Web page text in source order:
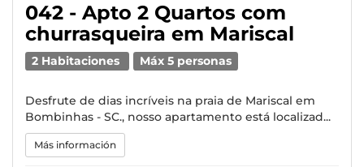
042 - Apto 2 Quartos com
churrasqueira em Mariscal
2 Habitaciones Máx 5 personas
Desfrute de dias incríveis na praia de Mariscal em
Bombinhas - SC., nosso apartamento está localizad...
Más información